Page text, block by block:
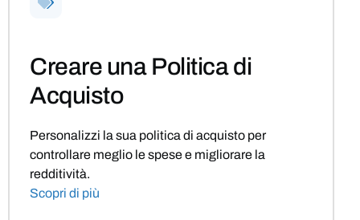
Creare una Politica di
Acquisto
Personalizzi la sua politica di acquisto per
controllare meglio le spese e migliorare la
redditività.
Scopri di più